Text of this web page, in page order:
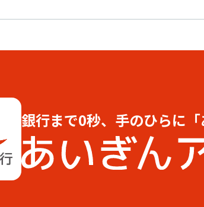
銀行まで0秒、手のひらに